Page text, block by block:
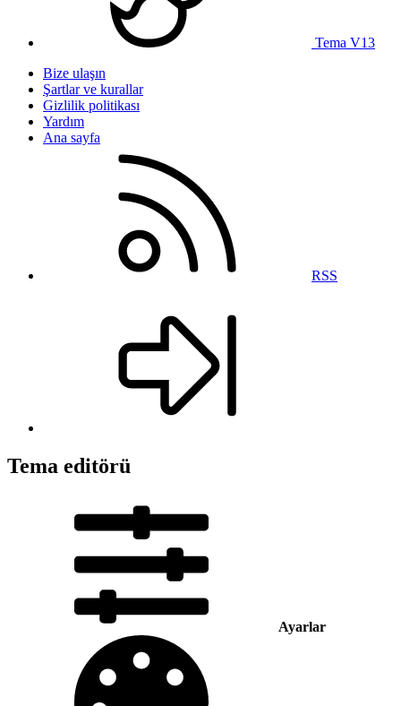
Tema V13
Bize ulaşın
Şartlar ve kurallar
Gizlilik politikası
Yardım
Ana sayfa
RSS
Tema editörü
Ayarlar